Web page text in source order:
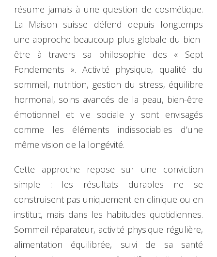
résume jamais à une question de cosmétique.
La Maison suisse défend depuis longtemps
une approche beaucoup plus globale du bien-
être à travers sa philosophie des « Sept
Fondements ». Activité physique, qualité du
sommeil, nutrition, gestion du stress, équilibre
hormonal, soins avancés de la peau, bien-être
émotionnel et vie sociale y sont envisagés
comme les éléments indissociables d’une
même vision de la longévité.
Cette approche repose sur une conviction
simple : les résultats durables ne se
construisent pas uniquement en clinique ou en
institut, mais dans les habitudes quotidiennes.
Sommeil réparateur, activité physique régulière,
alimentation équilibrée, suivi de sa santé